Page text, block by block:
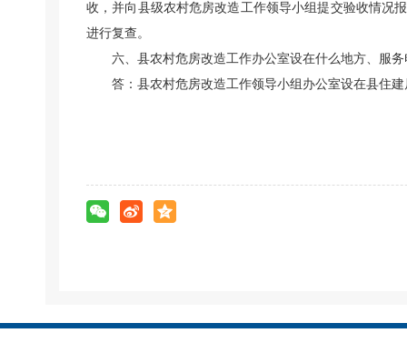
收，并向县级农村危房改造工作领导小组提交验收情况
进行复查。
六、县农村危房改造工作办公室设在什么地方、服
答：县农村危房改造工作领导小组办公室设在县住建